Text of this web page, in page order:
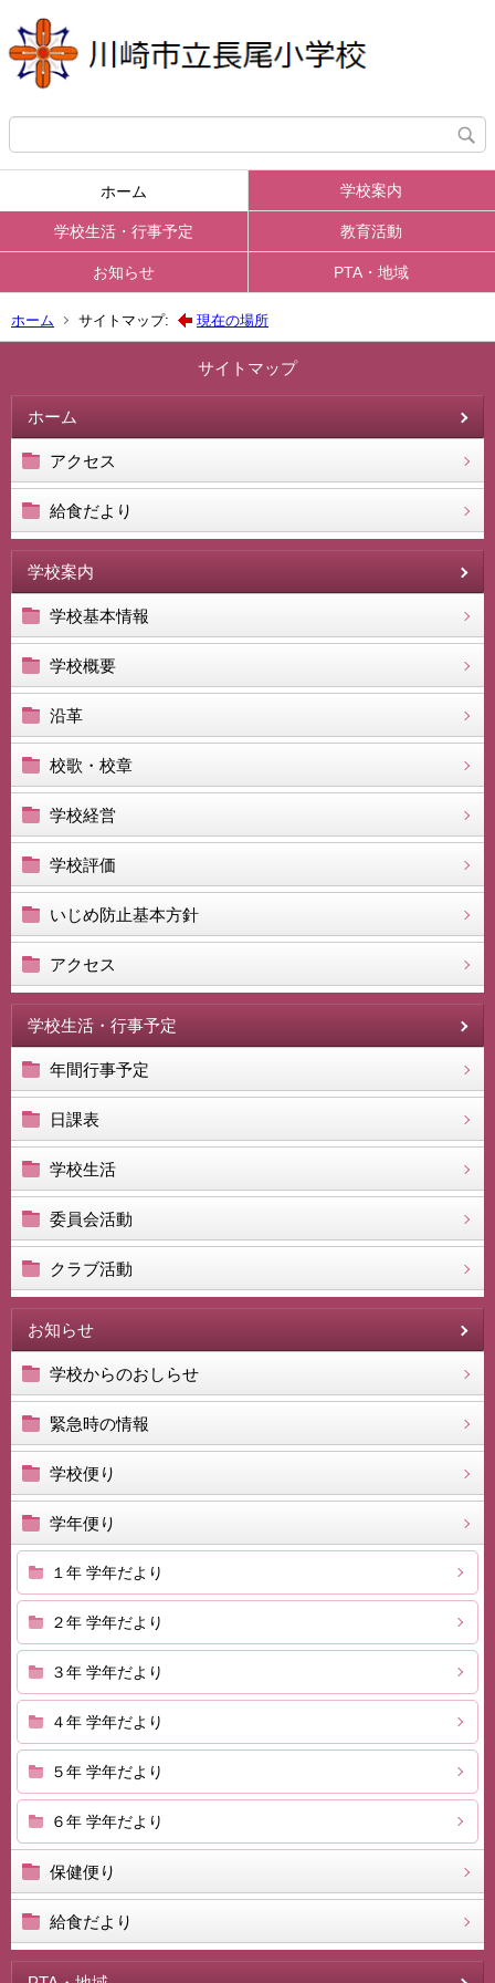
ホーム 学校案内
学校生活・行事予定 教育活動
お知らせ PTA・地域
ホーム サイトマップ: 現在の場所
サイトマップ
ホーム
アクセス
給食だより
学校案内
学校基本情報
学校概要
沿革
校歌・校章
学校経営
学校評価
いじめ防止基本方針
アクセス
学校生活・行事予定
年間行事予定
日課表
学校生活
委員会活動
クラブ活動
お知らせ
学校からのおしらせ
緊急時の情報
学校便り
学年便り
１年 学年だより
２年 学年だより
３年 学年だより
４年 学年だより
５年 学年だより
６年 学年だより
保健便り
給食だより